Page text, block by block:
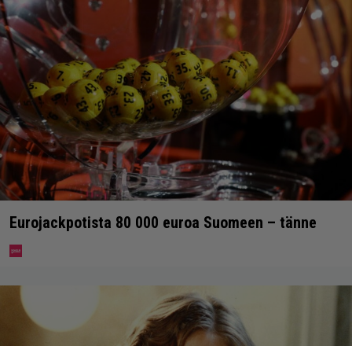
Eurojackpotista 80 000 euroa Suomeen – tänne